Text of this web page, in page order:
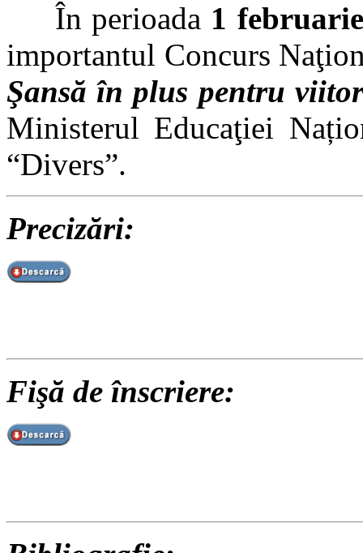
În perioada 1
importantul Concurs
Şansă în plus pentru
Ministerul Educaţiei
“Divers”.
Precizări:
Fişă de înscriere: